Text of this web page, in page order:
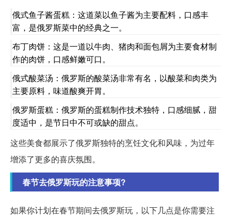
俄式鱼子酱蛋糕：这道菜以鱼子酱为主要配料，口感丰
富，是俄罗斯菜中的经典之一。
布丁肉饼：这是一道以牛肉、猪肉和面包屑为主要食材制
作的肉饼，口感鲜嫩可口。
俄式酸菜汤：俄罗斯的酸菜汤非常有名，以酸菜和肉类为
主要原料，味道酸爽开胃。
俄罗斯蛋糕：俄罗斯的蛋糕制作技术独特，口感细腻，甜
度适中，是节日中不可或缺的甜点。
这些美食都展示了俄罗斯独特的烹饪文化和风味，为过年
增添了更多的喜庆氛围。
春节去俄罗斯玩的注意事项?
如果你计划在春节期间去俄罗斯玩，以下几点是你需要注